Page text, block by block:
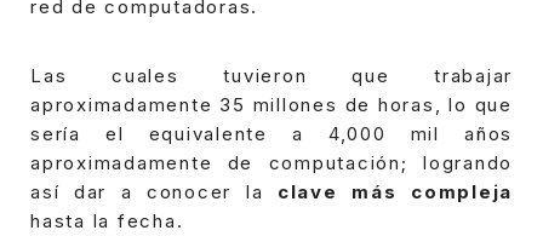
red de computadoras.
Las cuales tuvieron que trabajar
aproximadamente 35 millones de horas, lo que
sería el equivalente a 4,000 mil años
aproximadamente de computación; logrando
así dar a conocer la clave más compleja
hasta la fecha.